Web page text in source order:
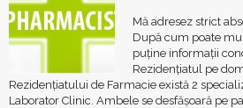
Mă adresez strict
După cum poate
puține informații
Rezidențiatul pe
Rezidențiatului de Farmacie există 2
Laborator Clinic. Ambele se desfășoară pe